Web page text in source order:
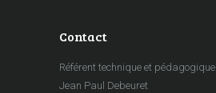
Contact
Référent technique et pédagogique
Jean Paul Debeuret